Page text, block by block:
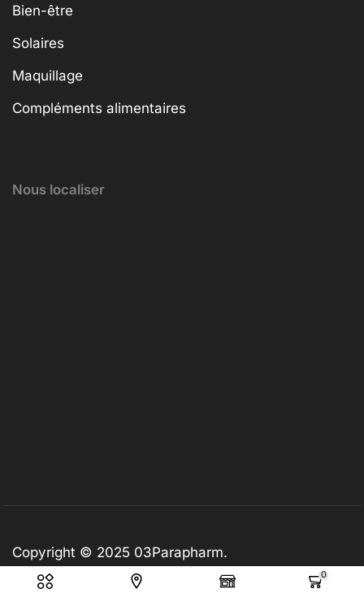
0
Bien-être
Solaires
Maquillage
Compléments alimentaires
Nous localiser
Copyright © 2025 03Parapharm.